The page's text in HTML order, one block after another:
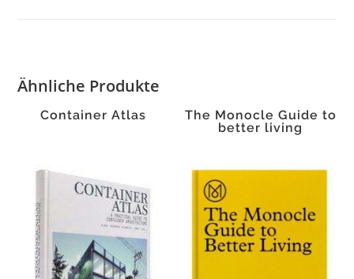
Ähnliche Produkte
Container Atlas
The Monocle Guide to
better living